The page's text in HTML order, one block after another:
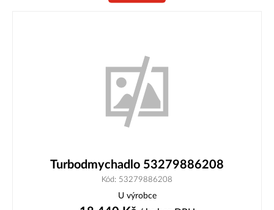
Turbodmychadlo 53279886208
Kód: 53279886208
U výrobce